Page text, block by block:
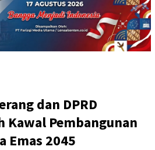
dan DPRD
Kawal Pembangunan
Emas 2045